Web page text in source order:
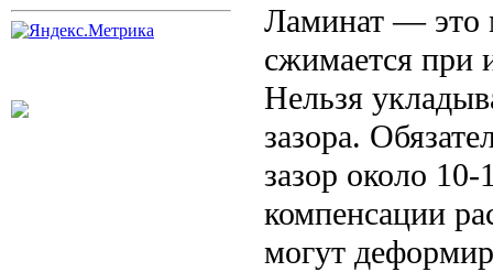
Ламинат — это
сжимается при
Нельзя
зазора.
зазор около
компенсации
могут